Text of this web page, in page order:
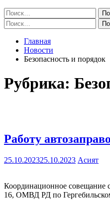
Найти:
Найти:
Главная
Новости
Безопасность и порядок
Рубрика:
Работу
25.10.202325.10.2023 Асият
Координационное совещание
16, ОМВД РД по